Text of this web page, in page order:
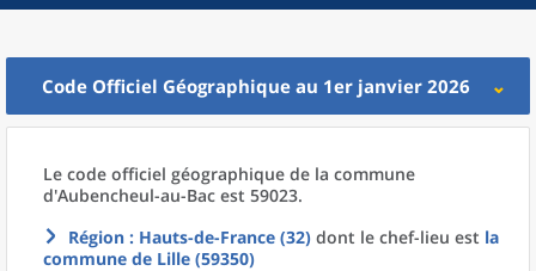
Code Officiel Géographique au 1er janvier 2026
Le code officiel géographique de la commune
d'Aubencheul-au-Bac est 59023.
Région : Hauts-de-France (32) dont le chef-lieu est la
commune de Lille (59350)